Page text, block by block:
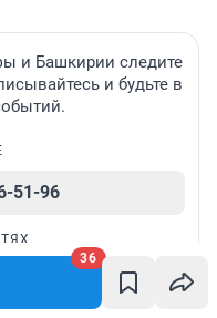
36
и Башкирии следите
и будьте в
51-96